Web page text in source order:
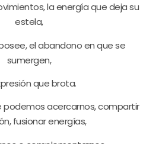
la energía que deja su
estela,
el abandono en que se
sumergen,
que brota.
podemos acercarnos, compartir
fusionar energías,